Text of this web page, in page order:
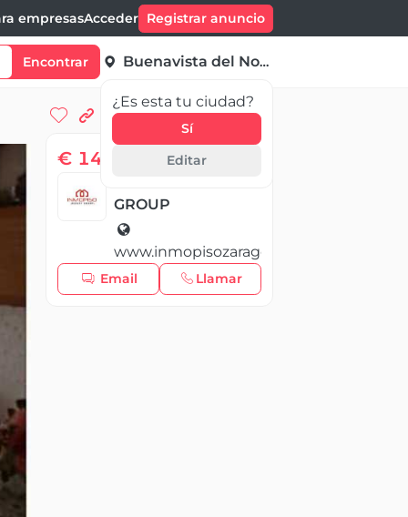
empresasAcceder Registrar anuncio
Encontrar Buenavista del Norte
¿Es esta tu ciudad?
Sí
Editar
€ 148 999,00
GROUP
www.inmopisozaragoza.com
Email Llamar